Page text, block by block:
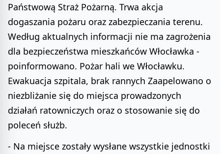
Państwową Straż Pożarną. Trwa akcja
dogaszania pożaru oraz zabezpieczania terenu.
Według aktualnych informacji nie ma zagrożenia
dla bezpieczeństwa mieszkańców Włocławka -
poinformowano. Pożar hali we Włocławku.
Ewakuacja szpitala, brak rannych Zaapelowano o
niezbliżanie się do miejsca prowadzonych
działań ratowniczych oraz o stosowanie się do
poleceń służb.
- Na miejsce zostały wysłane wszystkie jednostki